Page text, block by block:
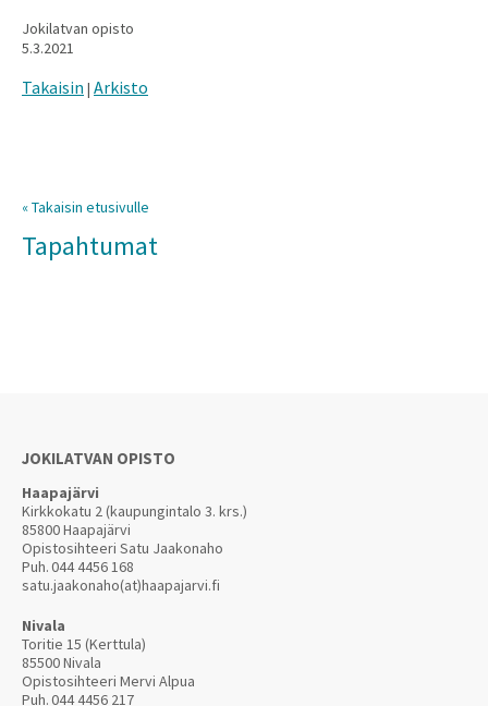
Jokilatvan opisto
5.3.2021
Takaisin | Arkisto
« Takaisin etusivulle
Tapahtumat
JOKILATVAN OPISTO
Haapajärvi
Kirkkokatu 2 (kaupungintalo 3. krs.)
85800 Haapajärvi
Opistosihteeri Satu Jaakonaho
Puh.044 4456 168
satu.jaakonaho(at)haapajarvi.fi
Nivala
Toritie 15 (Kerttula)
85500 Nivala
Opistosihteeri Mervi Alpua
Puh.044 4456 217